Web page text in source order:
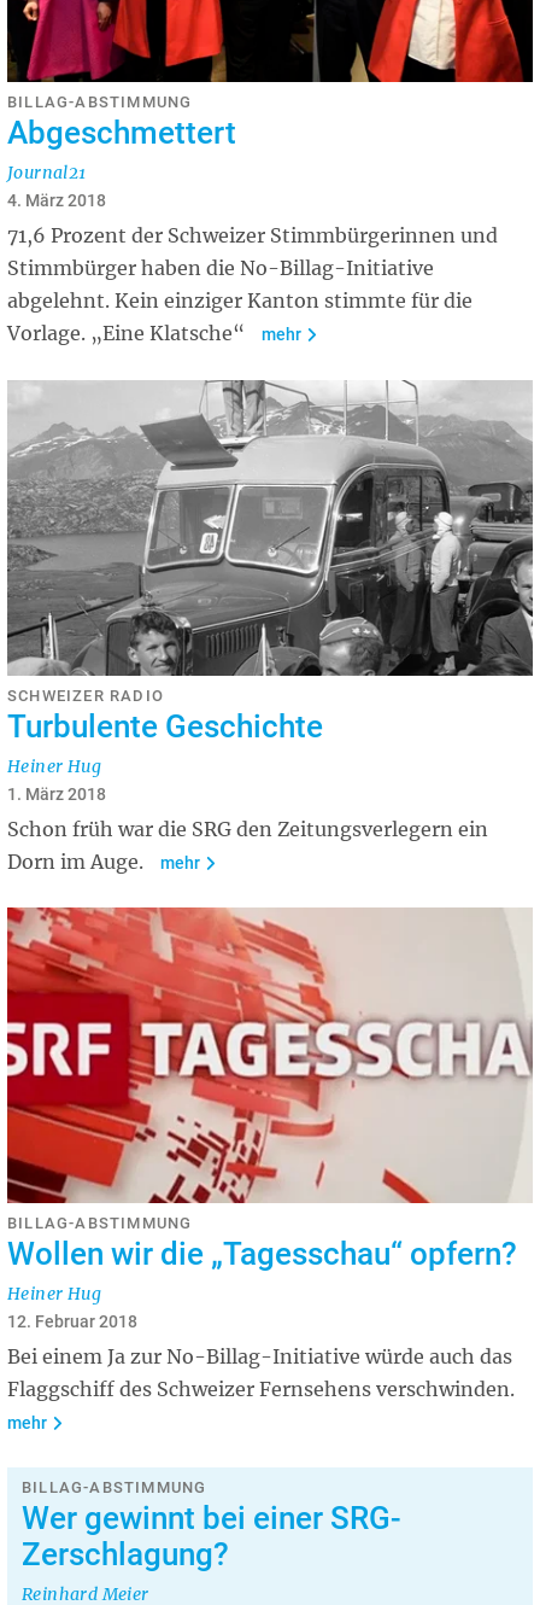
BILLAG-ABSTIMMUNG
Abgeschmettert
Journal21
4. März 2018
71,6 Prozent der Schweizer Stimmbürgerinnen und
Stimmbürger haben die No-Billag-Initiative
abgelehnt. Kein einziger Kanton stimmte für die
Vorlage. „Eine Klatsche“
mehr
SCHWEIZER RADIO
Turbulente Geschichte
Heiner Hug
1. März 2018
Schon früh war die SRG den Zeitungsverlegern ein
Dorn im Auge.
mehr
BILLAG-ABSTIMMUNG
Wollen wir die „Tagesschau“ opfern?
Heiner Hug
12. Februar 2018
Bei einem Ja zur No-Billag-Initiative würde auch das
Flaggschiff des Schweizer Fernsehens verschwinden.
mehr
BILLAG-ABSTIMMUNG
Wer gewinnt bei einer SRG-
Zerschlagung?
Reinhard Meier